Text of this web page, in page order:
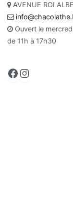
AVENUE ROI
Ouvert le
de 11h à 17h30
Facebook